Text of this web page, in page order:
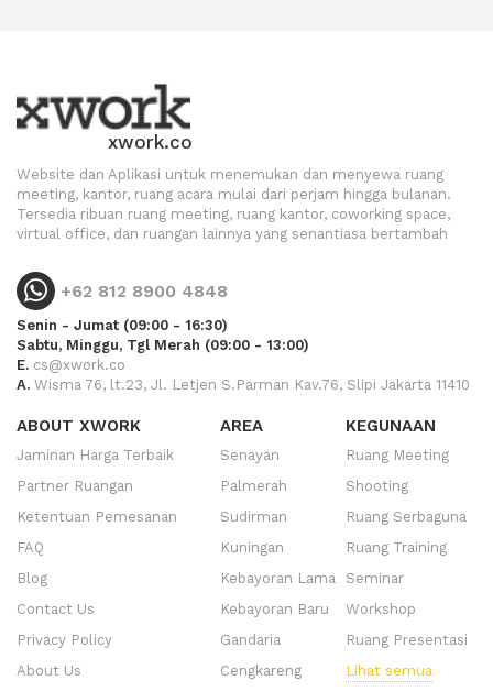
xwork.co
Website dan Aplikasi untuk menemukan dan menyewa ruang
meeting, kantor, ruang acara mulai dari perjam hingga bulanan.
Tersedia ribuan ruang meeting, ruang kantor, coworking space,
virtual office, dan ruangan lainnya yang senantiasa bertambah
+62 812 8900 4848
Senin - Jumat (09:00 - 16:30)
Sabtu, Minggu, Tgl Merah (09:00 - 13:00)
E. cs@xwork.co
A. Wisma 76, lt.23, Jl. Letjen S.Parman Kav.76, Slipi Jakarta 11410
ABOUT XWORK
Jaminan Harga Terbaik
Partner Ruangan
Ketentuan Pemesanan
FAQ
Blog
Contact Us
Privacy Policy
About Us
AREA
Senayan
Palmerah
Sudirman
Kuningan
Kebayoran Lama
Kebayoran Baru
Gandaria
Cengkareng
KEGUNAAN
Ruang Meeting
Shooting
Ruang Serbaguna
Ruang Training
Seminar
Workshop
Ruang Presentasi
Lihat semua